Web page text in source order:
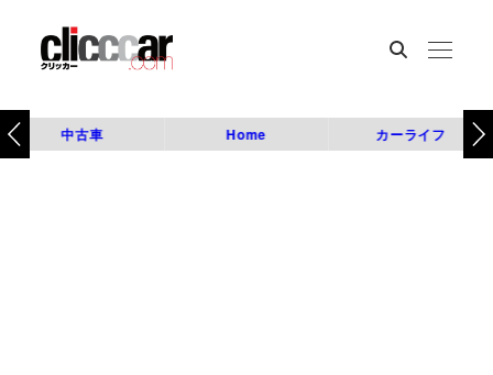
中古車 Home カーライフ